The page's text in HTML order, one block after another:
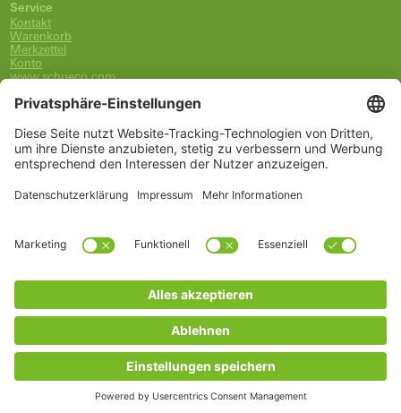
Service
Kontakt
Warenkorb
Merkzettel
Konto
www.schueco.com
0800-400-4007
kostenlos aus dem dt. Festnetz
Unsere Marken
Alle Marken
Schüco International KG
Kategorien
Griffe
Wartung, Pflege und Lüftung
Einbruchschutz
FSB Griffe
Arbeitszubehör
* Alle Preise inkl. deutscher MwSt., zzgl. Versandkosten
© Copyrights 2026 Schüco Ersatzteile für Fenster und Türen |